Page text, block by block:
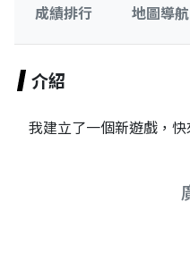
成績排行 地圖導航
介紹
我建立了一個新遊戲，